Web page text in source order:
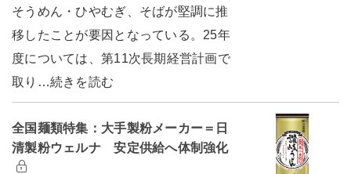
そうめん・ひやむぎ、そばが堅調に推
移したことが要因となっている。25年
度については、第11次長期経営計画で
取り…続きを読む
全国麺類特集：大手製粉メーカー＝日
清製粉ウェルナ 安定供給へ体制強化